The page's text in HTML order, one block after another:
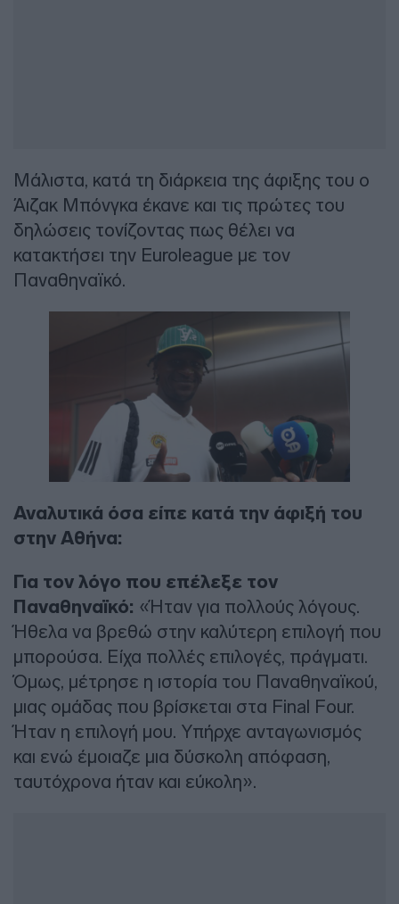
Μάλιστα, κατά τη διάρκεια της άφιξης του ο
Άιζακ Μπόνγκα έκανε και τις πρώτες του
δηλώσεις τονίζοντας πως θέλει να
κατακτήσει την Euroleague με τον
Παναθηναϊκό.
Αναλυτικά όσα είπε κατά την άφιξή του
στην Αθήνα:
Για τον λόγο που επέλεξε τον
Παναθηναϊκό: «Ήταν για πολλούς λόγους.
Ήθελα να βρεθώ στην καλύτερη επιλογή που
μπορούσα. Είχα πολλές επιλογές, πράγματι.
Όμως, μέτρησε η ιστορία του Παναθηναϊκού,
μιας ομάδας που βρίσκεται στα Final Four.
Ήταν η επιλογή μου. Υπήρχε ανταγωνισμός
και ενώ έμοιαζε μια δύσκολη απόφαση,
ταυτόχρονα ήταν και εύκολη».